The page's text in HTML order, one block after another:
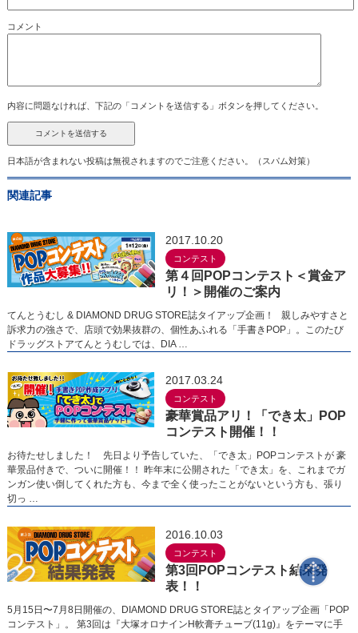
コメント
内容に問題なければ、下記の「コメントを送信する」ボタンを押してください。
日本語が含まれない投稿は無視されますのでご注意ください。（スパム対策）
関連記事
2017.10.20
コンテスト
第４回POPコンテスト＜賞金ア
リ！＞開催のご案内
てんとうむし & DIAMOND DRUG STORE誌タイアップ企画！ 親しみやすさと
訴求力の強さで、店頭で効果抜群の、個性あふれる「手書きPOP」。このたび
ドラッグストアてんとうむしでは、DIA …
2017.03.24
コンテスト
豪華賞品アリ！「でき太」POP
コンテスト開催！！
お待たせしました！ 先日より予告していた、「でき太」POPコンテストが 豪
華景品付きで、ついに開催！！ 昨年末に公開された「でき太」を、これまでガ
ンガン使い倒してくれた方も、今まで全く使ったことがないという方も、張り
切っ …
2016.10.03
コンテスト
第3回POPコンテスト結果発
表！！
5月15日〜7月8日開催の、DIAMOND DRUG STORE誌とタイアップ企画「POP
コンテスト」。 第3回は『大塚オロナインH軟膏チューブ(11g)』をテーマに手